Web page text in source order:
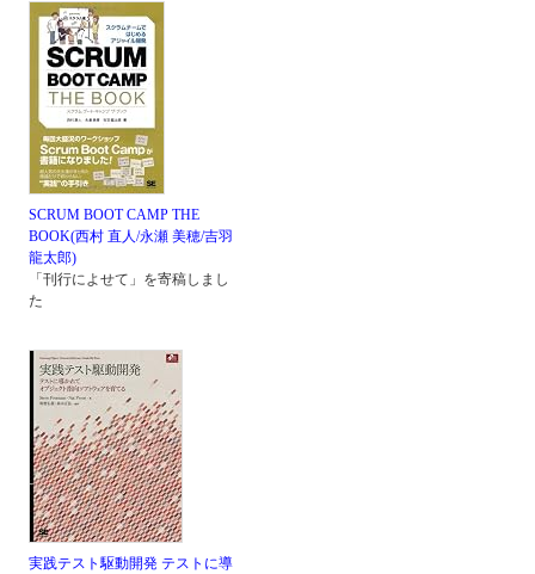
SCRUM BOOT CAMP THE
BOOK(西村 直人/永瀬 美穂/吉羽
龍太郎)
「刊行によせて」を寄稿しまし
た
実践テスト駆動開発 テストに導